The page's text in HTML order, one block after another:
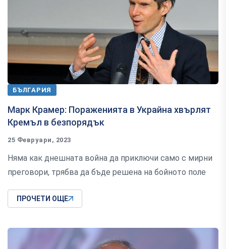
БЪЛГАРИЯ
Марк Крамер: Пораженията в Украйна хвърлят
Кремъл в безпорядък
25 Февруари, 2023
Няма как днешната война да приключи само с мирни
преговори, трябва да бъде решена на бойното поле
ПРОЧЕТИ ОЩЕ